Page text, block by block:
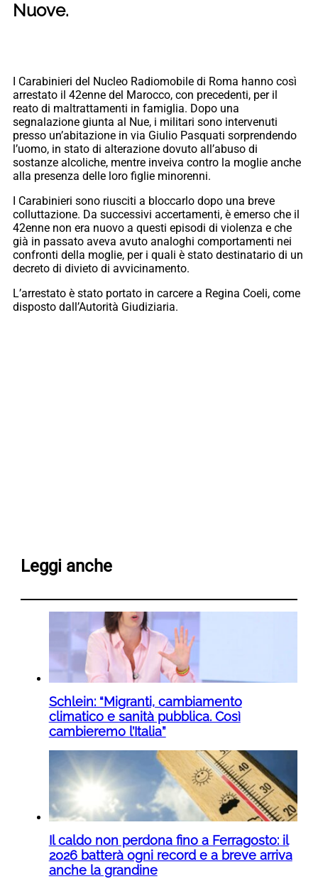
Nuove.
I Carabinieri del Nucleo Radiomobile di Roma hanno così
arrestato il 42enne del Marocco, con precedenti, per il
reato di maltrattamenti in famiglia. Dopo una
segnalazione giunta al Nue, i militari sono intervenuti
presso un’abitazione in via Giulio Pasquati sorprendendo
l’uomo, in stato di alterazione dovuto all’abuso di
sostanze alcoliche, mentre inveiva contro la moglie anche
alla presenza delle loro figlie minorenni.
I Carabinieri sono riusciti a bloccarlo dopo una breve
colluttazione. Da successivi accertamenti, è emerso che il
42enne non era nuovo a questi episodi di violenza e che
già in passato aveva avuto analoghi comportamenti nei
confronti della moglie, per i quali è stato destinatario di un
decreto di divieto di avvicinamento.
L’arrestato è stato portato in carcere a Regina Coeli, come
disposto dall’Autorità Giudiziaria.
Leggi anche
Schlein: “Migranti, cambiamento
climatico e sanità pubblica. Così
cambieremo l’Italia”
Il caldo non perdona fino a Ferragosto: il
2026 batterà ogni record e a breve arriva
anche la grandine